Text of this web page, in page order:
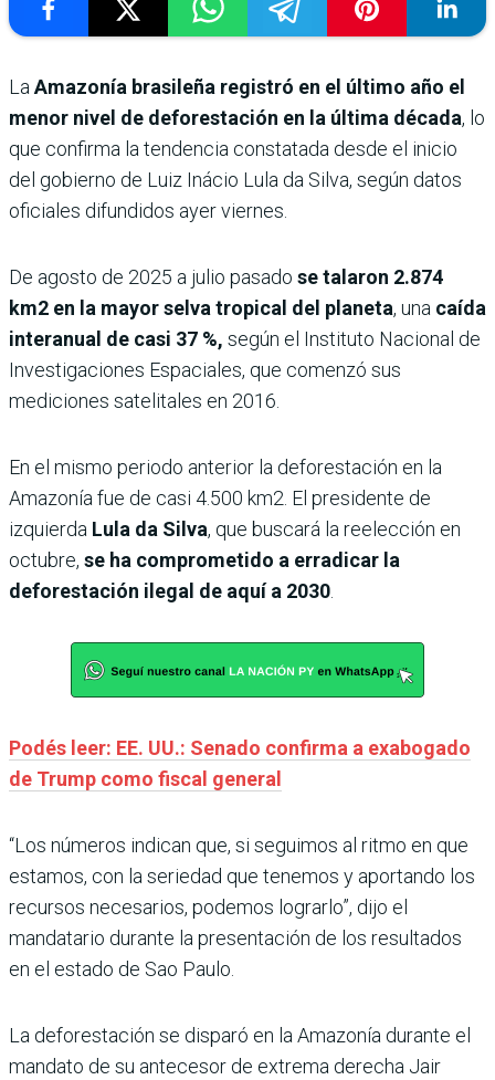
La Amazonía brasileña registró en el último año el
menor nivel de deforestación en la última década, lo
que confirma la tendencia constatada desde el inicio
del gobierno de Luiz Inácio Lula da Silva, según datos
oficiales difundidos ayer viernes.
De agosto de 2025 a julio pasado se talaron 2.874
km2 en la mayor selva tropical del planeta, una caída
interanual de casi 37 %, según el Instituto Nacional de
Investigaciones Espaciales, que comenzó sus
mediciones satelitales en 2016.
En el mismo periodo anterior la deforestación en la
Amazonía fue de casi 4.500 km2. El presidente de
izquierda Lula da Silva, que buscará la reelección en
octubre, se ha comprometido a erradicar la
deforestación ilegal de aquí a 2030
Podés leer: EE. UU.: Senado confirma a exabogado
de Trump como fiscal general
“Los números indican que, si seguimos al ritmo en que
estamos, con la seriedad que tenemos y aportando los
recursos necesarios, podemos lograrlo”, dijo el
mandatario durante la presentación de los resultados
en el estado de Sao Paulo.
La deforestación se disparó en la Amazonía durante el
mandato de su antecesor de extrema derecha Jair